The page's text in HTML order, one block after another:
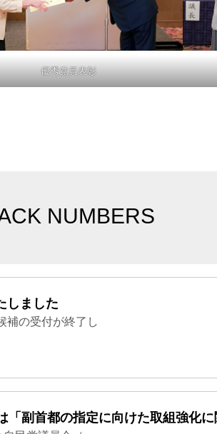
優秀党員表彰
NUMBERS
しました
補の受付が終了し
副首都の指定に向けた取組強化